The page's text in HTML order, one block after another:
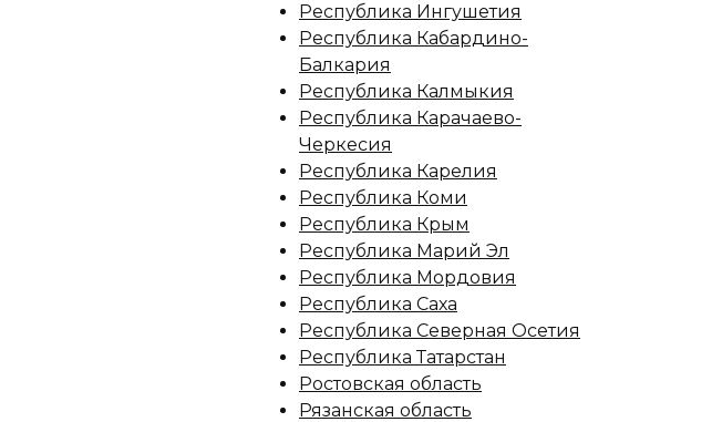
Республика Ингушетия
Республика Кабардино-
Балкария
Республика Калмыкия
Республика Карачаево-
Черкесия
Республика Карелия
Республика Коми
Республика Крым
Республика Марий Эл
Республика Мордовия
Республика Саха
Республика Северная Осетия
Республика Татарстан
Ростовская область
Рязанская область